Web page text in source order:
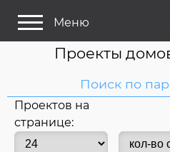
Меню
Проекты
Поиск по
Я ищу:
Дом
Проектов на
странице: